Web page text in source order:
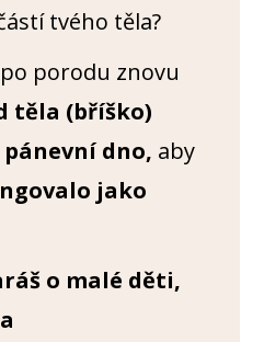
tvého těla?
porodu znovu
těla (bříško)
dno, aby
jako
o malé děti,